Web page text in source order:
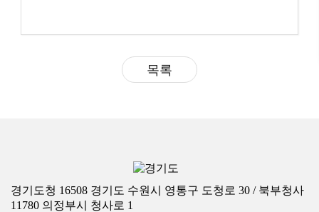
목록
경기도청 16508 경기도 수원시 영통구 도청로 30 / 북부청사
11780 의정부시 청사로 1